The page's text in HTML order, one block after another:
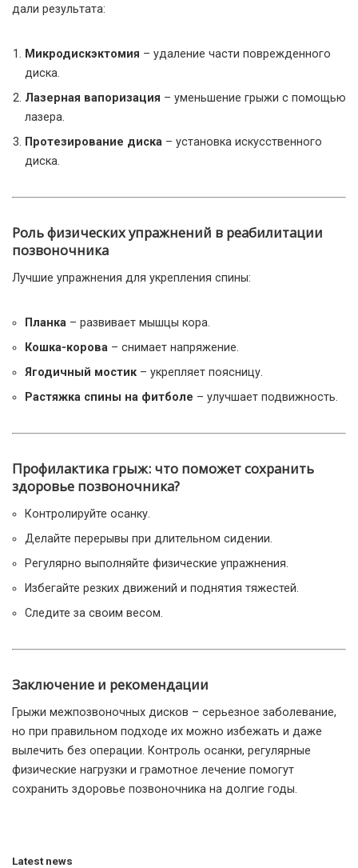
дали результата:
Микродискэктомия – удаление части поврежденного
диска.
Лазерная вапоризация – уменьшение грыжи с помощью
лазера.
Протезирование диска – установка искусственного
диска.
Роль физических упражнений в реабилитации
позвоночника
Лучшие упражнения для укрепления спины:
Планка – развивает мышцы кора.
Кошка-корова – снимает напряжение.
Ягодичный мостик – укрепляет поясницу.
Растяжка спины на фитболе – улучшает подвижность.
Профилактика грыж: что поможет сохранить
здоровье позвоночника?
Контролируйте осанку.
Делайте перерывы при длительном сидении.
Регулярно выполняйте физические упражнения.
Избегайте резких движений и поднятия тяжестей.
Следите за своим весом.
Заключение и рекомендации
Грыжи межпозвоночных дисков – серьезное заболевание,
но при правильном подходе их можно избежать и даже
вылечить без операции. Контроль осанки, регулярные
физические нагрузки и грамотное лечение помогут
сохранить здоровье позвоночника на долгие годы.
Latest news